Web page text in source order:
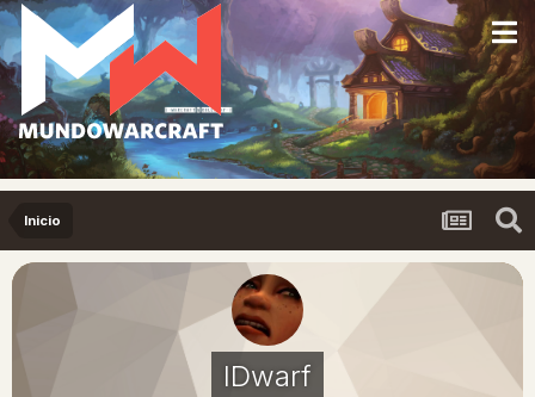
Inicio
IDwarf